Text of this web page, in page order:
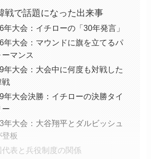
戦で話題になった出来事
年大会：イチローの「30年発言」
年大会：マウンドに旗を立てるパ
ーマンス
年大会：大会中に何度も対戦した
戦
年大会決勝：イチローの決勝タイ
ー
年大会：大谷翔平とダルビッシュ
板
代表と兵役制度の関係